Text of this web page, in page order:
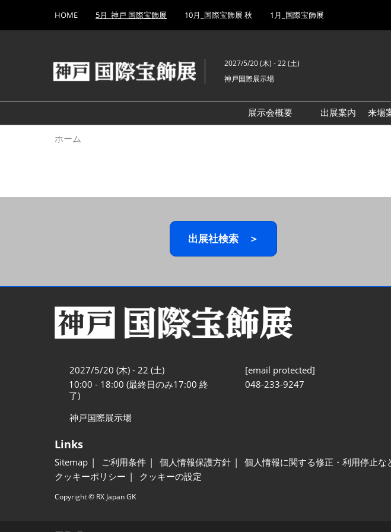
キ
し
て
to
HOME 5月_神戸 国際宝飾展 10月_国際宝飾展 秋 1月_国際宝飾展
2027/5/20 (木) - 22 (土)
神戸国際展示場
展示会概要
出展案内
来場
ホーム
出展社検索 ＞
2027/5/20 (木) - 22 (土)
10:00 - 18:00 (最終日のみ17:00 終
了)
神戸国際展示場
[email protected]
048-233-9247
Links
Sitemap ご利用条件 個人情報保護方針 個人情報に関する修正・利用停止な
クッキーポリシー
クッキーの設定
Copyright © RX Japan GK